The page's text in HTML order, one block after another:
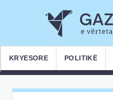
KRYESORE POLITIKË